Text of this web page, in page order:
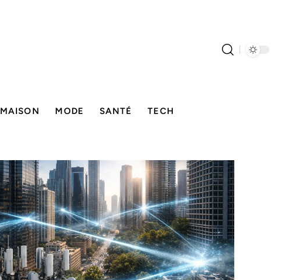
MAISON MODE SANTÉ TECH